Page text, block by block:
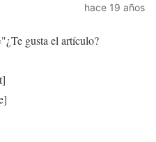
hace 19 años
gusta el artículo?